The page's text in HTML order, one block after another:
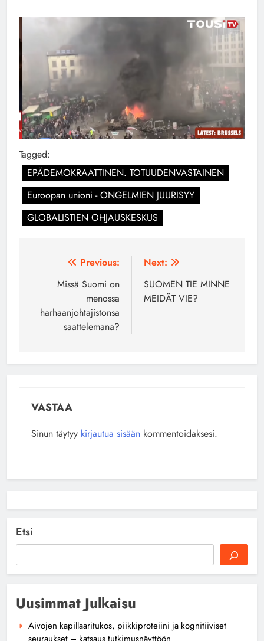
Tagged:
EPÄDEMOKRAATTINEN. TOTUUDENVASTAINEN
Euroopan unioni - ONGELMIEN JUURISYY
GLOBALISTIEN OHJAUSKESKUS
Artikkelien
selaus
Previous:
Missä Suomi on
menossa
harhaanjohtajistonsa
saattelemana?
Next:
SUOMEN TIE MINNE
MEIDÄT VIE?
VASTAA
Sinun täytyy kirjautua sisään kommentoidaksesi.
Etsi
Uusimmat Julkaisu
Aivojen kapillaaritukos, piikkiproteiini ja kognitiiviset